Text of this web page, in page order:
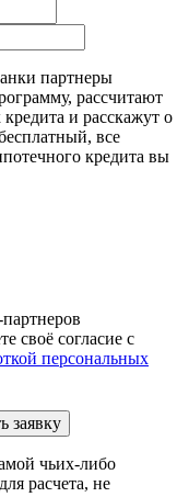
партнеры
рассчитают
и расскажут о
все
кредита вы
партнеров
своё согласие с
персональных
заявку
чьих-либо
расчета, не